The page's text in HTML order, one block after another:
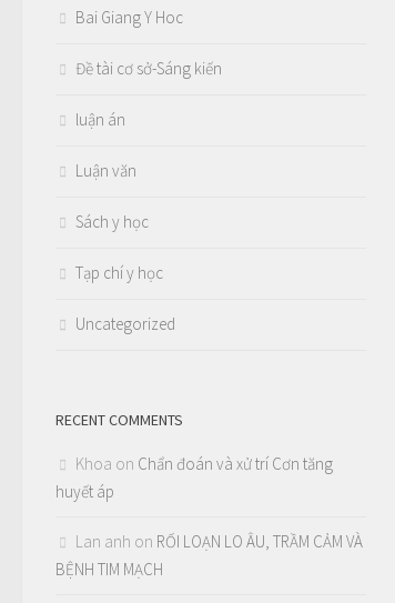
Bai Giang Y Hoc
Đề tài cơ sở-Sáng kiến
luận án
Luận văn
Sách y học
Tạp chí y học
Uncategorized
RECENT COMMENTS
Khoa on Chẩn đoán và xử trí Cơn tăng
huyết áp
Lan anh on RỐI LOẠN LO ÂU, TRẦM CẢM VÀ
BỆNH TIM MẠCH